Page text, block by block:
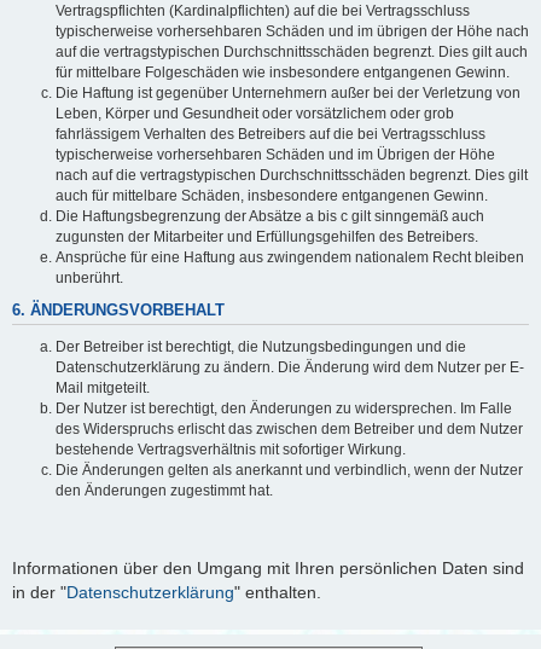
Vertragspflichten (Kardinalpflichten) auf die bei Vertragsschluss
typischerweise vorhersehbaren Schäden und im übrigen der Höhe nach
auf die vertragstypischen Durchschnittsschäden begrenzt. Dies gilt auch
für mittelbare Folgeschäden wie insbesondere entgangenen Gewinn.
Die Haftung ist gegenüber Unternehmern außer bei der Verletzung von
Leben, Körper und Gesundheit oder vorsätzlichem oder grob
fahrlässigem Verhalten des Betreibers auf die bei Vertragsschluss
typischerweise vorhersehbaren Schäden und im Übrigen der Höhe
nach auf die vertragstypischen Durchschnittsschäden begrenzt. Dies gilt
auch für mittelbare Schäden, insbesondere entgangenen Gewinn.
Die Haftungsbegrenzung der Absätze a bis c gilt sinngemäß auch
zugunsten der Mitarbeiter und Erfüllungsgehilfen des Betreibers.
Ansprüche für eine Haftung aus zwingendem nationalem Recht bleiben
unberührt.
6. ÄNDERUNGSVORBEHALT
Der Betreiber ist berechtigt, die Nutzungsbedingungen und die
Datenschutzerklärung zu ändern. Die Änderung wird dem Nutzer per E-
Mail mitgeteilt.
Der Nutzer ist berechtigt, den Änderungen zu widersprechen. Im Falle
des Widerspruchs erlischt das zwischen dem Betreiber und dem Nutzer
bestehende Vertragsverhältnis mit sofortiger Wirkung.
Die Änderungen gelten als anerkannt und verbindlich, wenn der Nutzer
den Änderungen zugestimmt hat.
Informationen über den Umgang mit Ihren persönlichen Daten sind
in der "Datenschutzerklärung" enthalten.